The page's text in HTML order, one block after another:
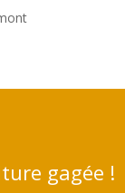
gagée !